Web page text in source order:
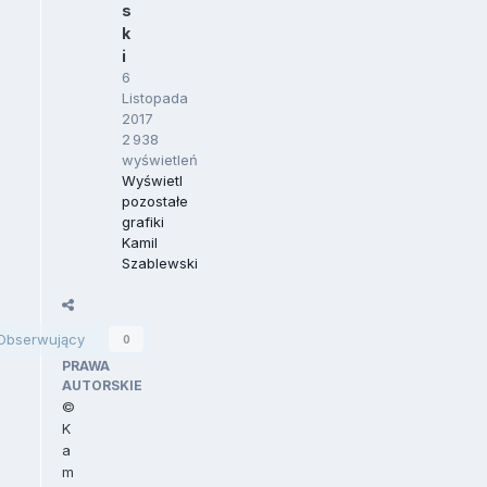
s
k
i
6
Listopada
2017
2 938
wyświetleń
Wyświetl
pozostałe
grafiki
Kamil
Szablewski
0
PRAWA
AUTORSKIE
©
K
a
m